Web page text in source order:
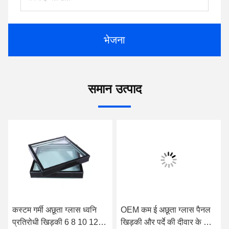
भेजना
समान उत्पाद
कस्टम गर्मी अछूता ग्लास ध्वनि
प्रतिरोधी खिड़की 6 8 10 12
OEM कम ई अछूता ग्लास पैनल
खिड़की और पर्दे की दीवार के लिए